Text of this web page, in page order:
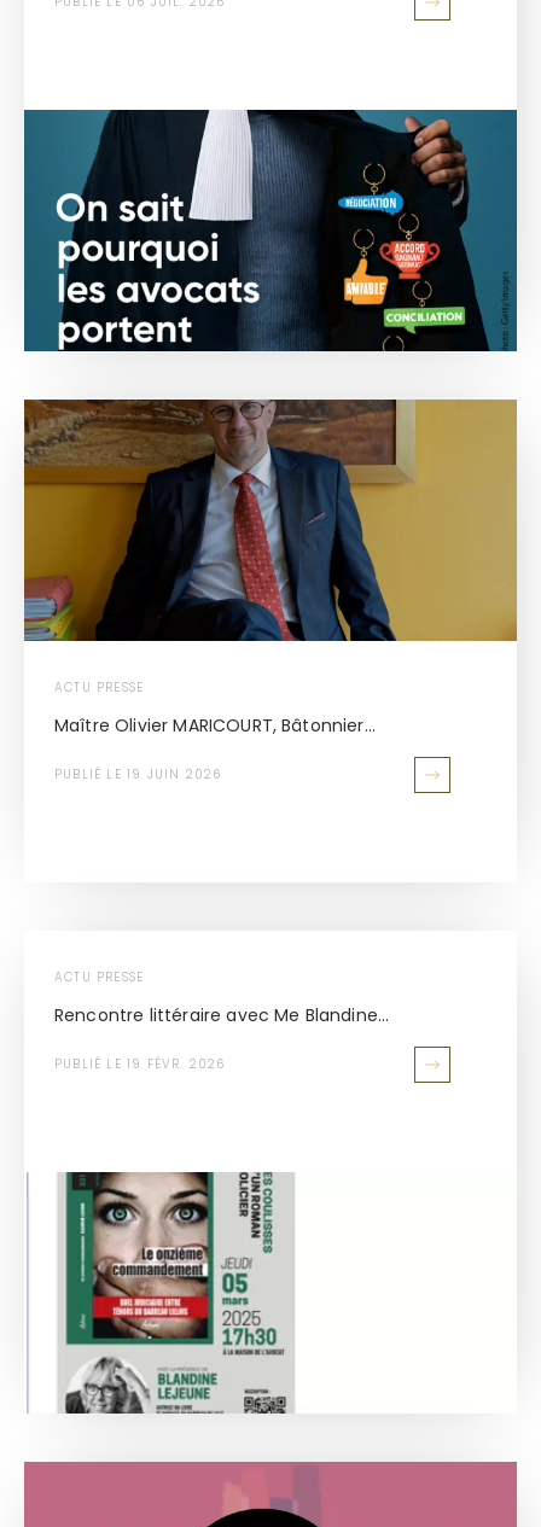
ACTU PRESSE
Maître Olivier MARICOURT, Bâtonnier...
PUBLIÉ LE 19 JUIN 2026
ACTU PRESSE
Rencontre littéraire avec Me Blandine...
PUBLIÉ LE 19 FÉVR. 2026